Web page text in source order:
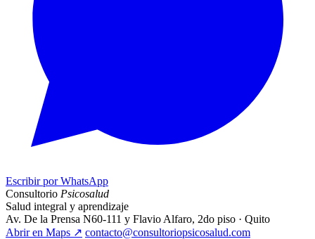
Escribir por WhatsApp
Consultorio Psicosalud
Salud integral y aprendizaje
Av. De la Prensa N60-111 y Flavio Alfaro, 2do piso · Quito
Abrir en Maps ↗ contacto@consultoriopsicosalud.com